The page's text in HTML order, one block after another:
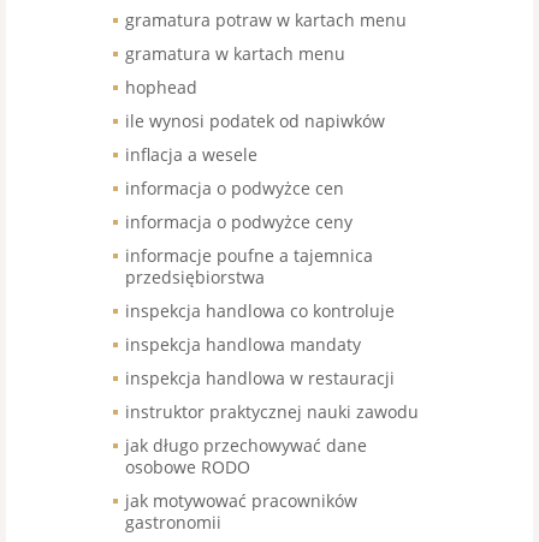
gramatura potraw w kartach menu
gramatura w kartach menu
hophead
ile wynosi podatek od napiwków
inflacja a wesele
informacja o podwyżce cen
informacja o podwyżce ceny
informacje poufne a tajemnica
przedsiębiorstwa
inspekcja handlowa co kontroluje
inspekcja handlowa mandaty
inspekcja handlowa w restauracji
instruktor praktycznej nauki zawodu
jak długo przechowywać dane
osobowe RODO
jak motywować pracowników
gastronomii